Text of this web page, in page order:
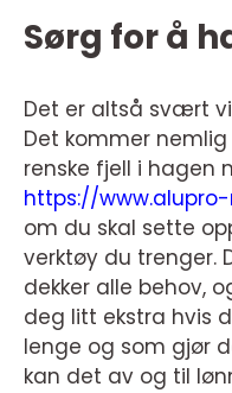
Sørg for å
Det er altså svært
Det kommer
renske fjell i hagen
https://
om du skal sette
verktøy du trenger.
dekker alle behov,
deg litt ekstra hvis
lenge og som gjør
kan det av og til